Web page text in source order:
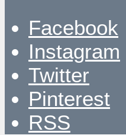
Facebook
Instagram
Twitter
Pinterest
RSS